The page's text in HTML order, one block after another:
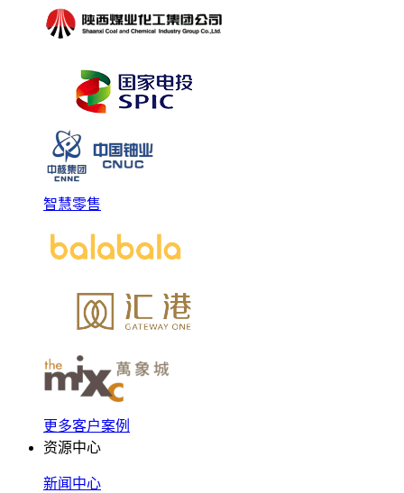
智慧零售
更多客户案例
资源中心
新闻中心